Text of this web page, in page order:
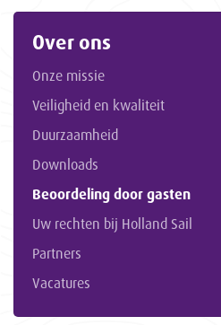
Over ons
Onze missie
Veiligheid en kwaliteit
Duurzaamheid
Downloads
Beoordeling door gasten
Uw rechten bij Holland Sail
Partners
Vacatures